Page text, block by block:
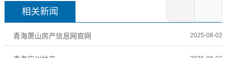
相关新闻
青海萧山房产信息网官网 2025-08-02